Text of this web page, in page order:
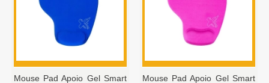
Mouse Pad Apoio Gel Smart
Mouse Pad Apoio Gel Smart